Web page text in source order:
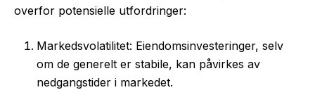
overfor potensielle utfordringer:
Markedsvolatilitet: Eiendomsinvesteringer, selv
om de generelt er stabile, kan påvirkes av
nedgangstider i markedet.